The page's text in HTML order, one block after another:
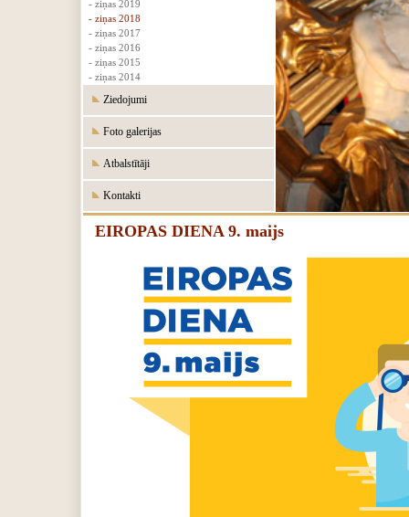
- ziņas 2019
- ziņas 2018
- ziņas 2017
- ziņas 2016
- ziņas 2015
- ziņas 2014
Ziedojumi
Foto galerijas
Atbalstītāji
Kontakti
EIROPAS DIENA 9. maijs